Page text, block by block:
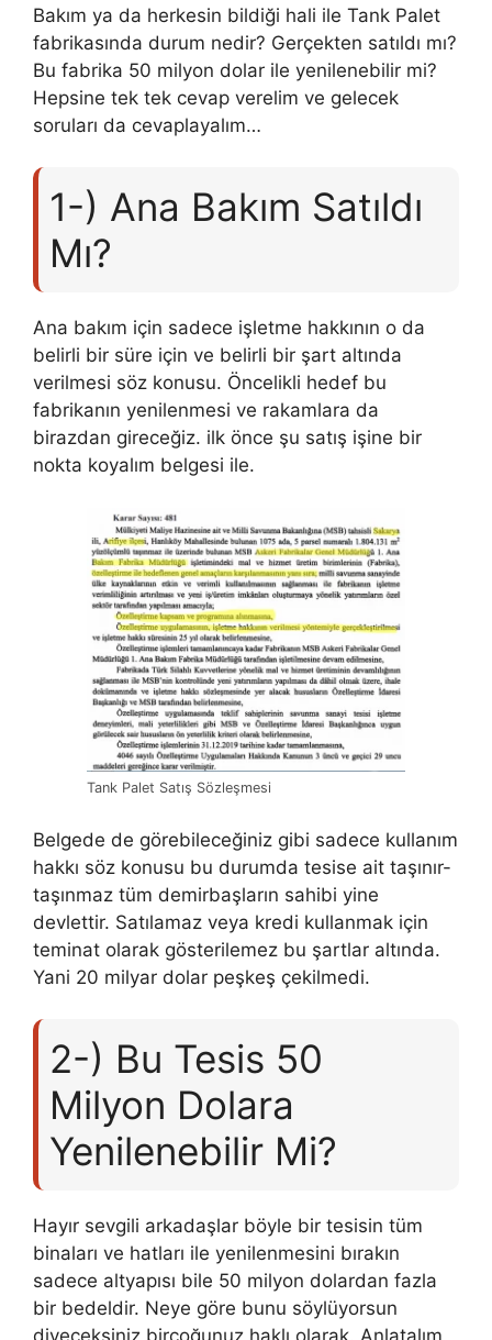
Bakım ya da herkesin bildiği hali ile Tank Palet
fabrikasında durum nedir? Gerçekten satıldı mı?
Bu fabrika 50 milyon dolar ile yenilenebilir mi?
Hepsine tek tek cevap verelim ve gelecek
soruları da cevaplayalım…
1-) Ana Bakım Satıldı
Mı?
Ana bakım için sadece işletme hakkının o da
belirli bir süre için ve belirli bir şart altında
verilmesi söz konusu. Öncelikli hedef bu
fabrikanın yenilenmesi ve rakamlara da
birazdan gireceğiz. ilk önce şu satış işine bir
nokta koyalım belgesi ile.
Tank Palet Satış Sözleşmesi
Belgede de görebileceğiniz gibi sadece kullanım
hakkı söz konusu bu durumda tesise ait taşınır-
taşınmaz tüm demirbaşların sahibi yine
devlettir. Satılamaz veya kredi kullanmak için
teminat olarak gösterilemez bu şartlar altında.
Yani 20 milyar dolar peşkeş çekilmedi.
2-) Bu Tesis 50
Milyon Dolara
Yenilenebilir Mi?
Hayır sevgili arkadaşlar böyle bir tesisin tüm
binaları ve hatları ile yenilenmesini bırakın
sadece altyapısı bile 50 milyon dolardan fazla
bir bedeldir. Neye göre bunu söylüyorsun